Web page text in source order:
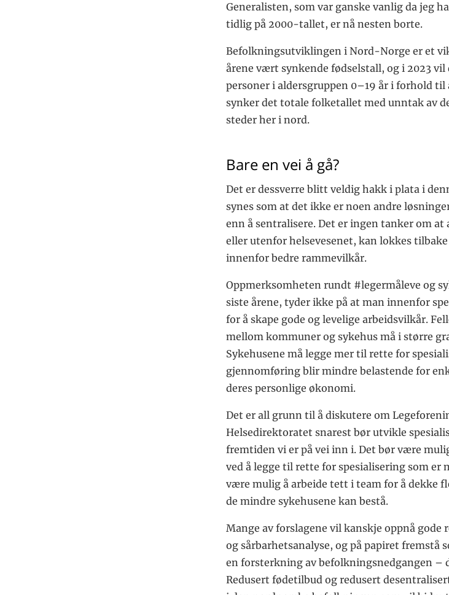
Generalisten, som var ganske vanlig da jeg
tidlig på 2000-tallet, er nå nesten borte.
Befolkningsutviklingen i Nord-Norge er et
årene vært synkende fødselstall, og i 2023
personer i aldersgruppen 0–19 år i forhold til
synker det totale folketallet med unntak av
steder her i nord.
Bare en vei å gå?
Det er dessverre blitt veldig hakk i plata i
synes som at det ikke er noen andre
enn å sentralisere. Det er ingen tanker om
eller utenfor helsevesenet, kan lokkes
innenfor bedre rammevilkår.
Oppmerksomheten rundt #legermåleve og
siste årene, tyder ikke på at man innenfor
for å skape gode og levelige arbeidsvilkår.
mellom kommuner og sykehus må i større
Sykehusene må legge mer til rette for
gjennomføring blir mindre belastende for
deres personlige økonomi.
Det er all grunn til å diskutere om
Helsedirektoratet snarest bør utvikle
fremtiden vi er på vei inn i. Det bør være
ved å legge til rette for spesialisering som er
være mulig å arbeide tett i team for å dekke
de mindre sykehusene kan bestå.
Mange av forslagene vil kanskje oppnå
og sårbarhetsanalyse, og på papiret fremstå
en forsterkning av befolkningsnedgangen –
Redusert fødetilbud og redusert